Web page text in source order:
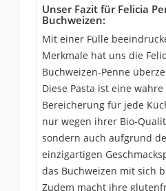
Unser Fazit für Felicia
Buchweizen:
Mit einer Fülle
Merkmale hat uns die
Buchweizen-Penne
Diese Pasta ist eine wahre
Bereicherung für jede
nur wegen ihrer Bio-
sondern auch aufgrund
einzigartigen
das Buchweizen mit sich
Zudem macht ihre